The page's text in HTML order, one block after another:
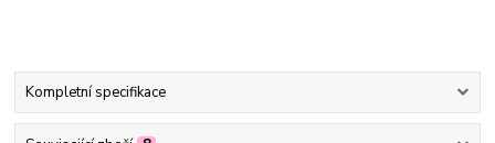
Kompletní specifikace